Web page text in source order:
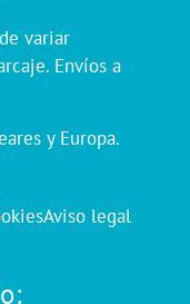
variar
Envíos a
y Europa.
Aviso legal